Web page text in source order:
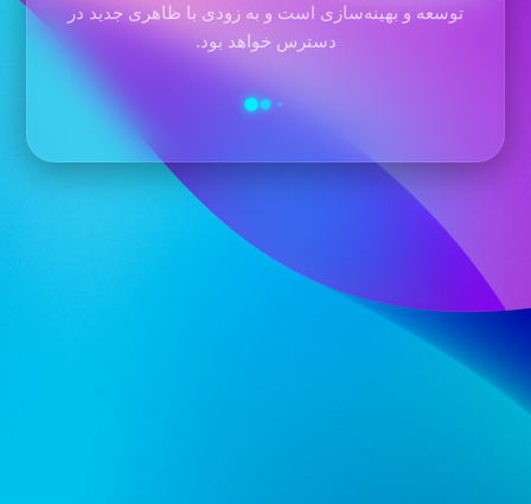
توسعه و بهینه‌سازی است و به زودی با ظاهری جدید در
دسترس خواهد بود.